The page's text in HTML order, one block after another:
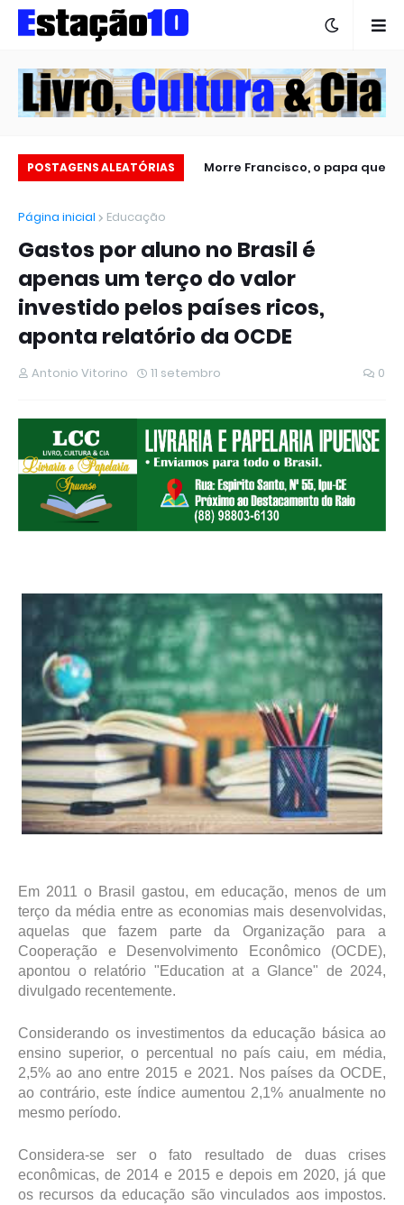
POSTAGENS ALEATÓRIAS
Morre Francisco, o papa que
Professor Vitorino lançará
Página inicial
Educação
Gastos por aluno no Brasil é
apenas um terço do valor
investido pelos países ricos,
aponta relatório da OCDE
Antonio Vitorino 11 setembro 0
Em 2011 o Brasil gastou, em educação, menos de um
terço da média entre as economias mais desenvolvidas,
aquelas que fazem parte da Organização para a
Cooperação e Desenvolvimento Econômico (OCDE),
apontou o relatório "Education at a Glance" de 2024,
divulgado recentemente.
Considerando os investimentos da educação básica ao
ensino superior, o percentual no país caiu, em média,
2,5% ao ano entre 2015 e 2021. Nos países da OCDE,
ao contrário, este índice aumentou 2,1% anualmente no
mesmo período.
Considera-se ser o fato resultado de duas crises
econômicas, de 2014 e 2015 e depois em 2020, já que
os recursos da educação são vinculados aos impostos.